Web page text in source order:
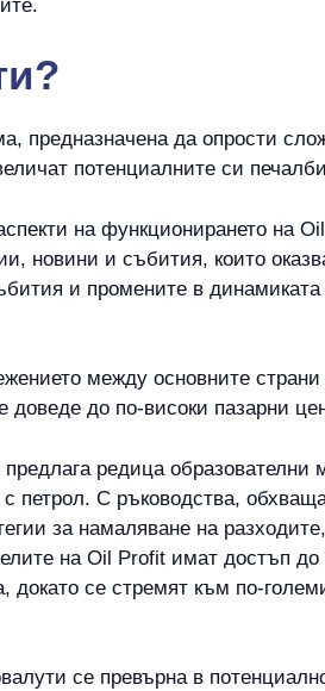
предназначена да опрости
потенциалните си
на функционирането на
новини и събития, които
и промените в
между основните
доведе до по-високи пазарни
редица образователни
с петрол. С ръководства,
за намаляване на
на Oil Profit имат достъп
докато се стремят към по-
се превърна в